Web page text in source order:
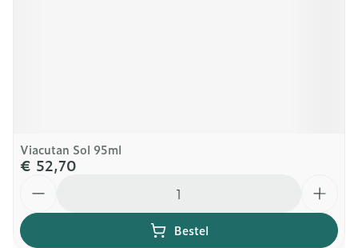
Viacutan Sol 95ml
€ 52,70
Bestel